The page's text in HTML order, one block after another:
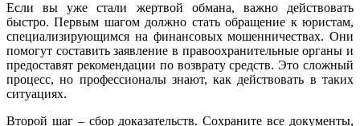
Если вы уже стали жертвой обмана, важно действовать
быстро. Первым шагом должно стать обращение к юристам,
специализирующимся на финансовых мошенничествах. Они
помогут составить заявление в правоохранительные органы и
предоставят рекомендации по возврату средств. Это сложный
процесс, но профессионалы знают, как действовать в таких
ситуациях.
Второй шаг – сбор доказательств. Сохраните все документы,